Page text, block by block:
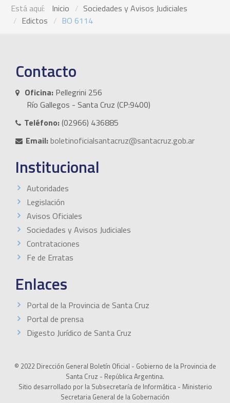
Está aquí: Inicio
Sociedades y Avisos Judiciales
Edictos
BO 6114
Contacto
Oficina: Pellegrini 256
Río Gallegos - Santa Cruz (CP:9400)
Teléfono:(02966) 436885
Email:boletinoficialsantacruz@santacruz.gob.ar
Institucional
Autoridades
Legislación
Avisos Oficiales
Sociedades y Avisos Judiciales
Contrataciones
Fe de Erratas
Enlaces
Portal de la Provincia de Santa Cruz
Portal de prensa
Digesto Jurídico de Santa Cruz
© 2022 Dirección General Boletín Oficial - Gobierno de la Provincia de
Santa Cruz - República Argentina.
Sitio desarrollado por la Subsecretaría de Informática - Ministerio
Secretaria General de la Gobernación